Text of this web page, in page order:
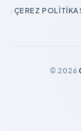
ÇEREZ
© 2026